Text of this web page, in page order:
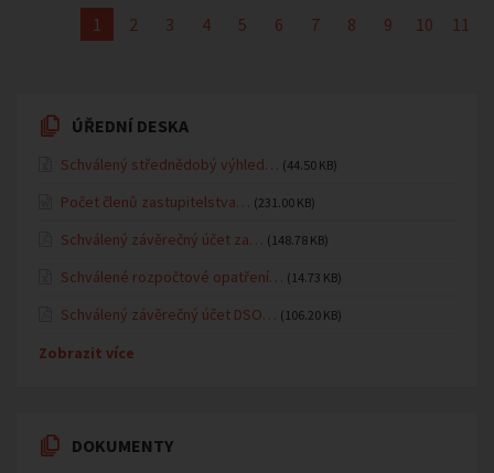
1 2 3 4 5 6 7 8 9 10 11
ÚŘEDNÍ DESKA
Schválený střednědobý výhled… (44.50 KB)
Počet členů zastupitelstva… (231.00 KB)
Schválený závěrečný účet za… (148.78 KB)
Schválené rozpočtové opatření… (14.73 KB)
Schválený závěrečný účet DSO… (106.20 KB)
Zobrazit více
DOKUMENTY